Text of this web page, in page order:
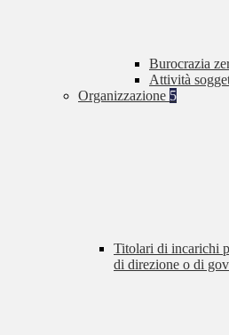
Burocrazia
Attività
Organizzazione 5
Titolari di incarichi
di direzione o di